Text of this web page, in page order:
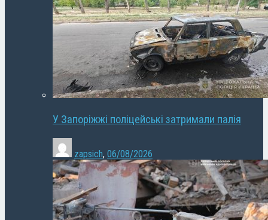
У Запоріжжі поліцейські затримали палія
zapsich, 06/08/2026